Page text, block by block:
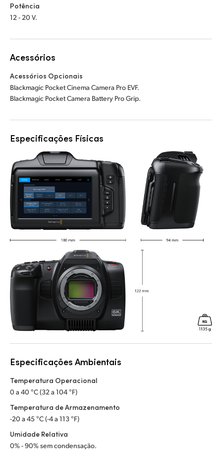
Potência
12 - 20 V.
Acessórios
Acessórios Opcionais
Blackmagic Pocket Cinema Camera Pro EVF.
Blackmagic Pocket Camera Battery Pro Grip.
Especificações Físicas
Especificações Ambientais
Temperatura Operacional
0 a 40 °C (32 a 104 °F)
Temperatura de Armazenamento
-20 a 45 °C (-4 a 113 °F)
Umidade Relativa
0% - 90% sem condensação.